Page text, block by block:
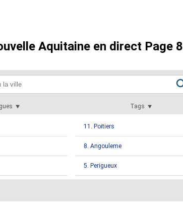
Aquitaine en direct Page 8
Tags
11. Poitiers
8. Angouleme
5. Perigueux